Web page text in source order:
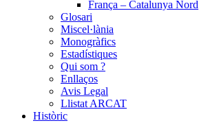
França – Catalunya Nord
Glosari
Miscel·lània
Monogràfics
Estadístiques
Qui som ?
Enllaços
Avis Legal
Llistat ARCAT
Històric